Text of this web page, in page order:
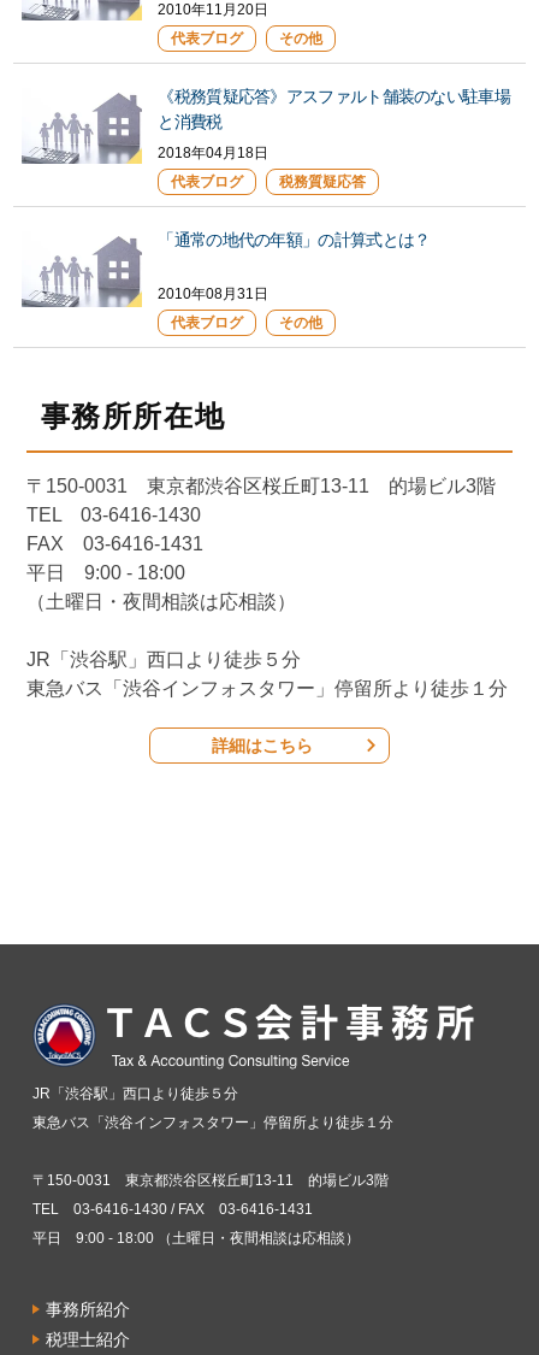
2010年11月20日
代表ブログ
その他
《税務質疑応答》アスファルト舗装のない駐車場
と消費税
2018年04月18日
代表ブログ
税務質疑応答
「通常の地代の年額」の計算式とは？
2010年08月31日
代表ブログ
その他
事務所所在地
〒150-0031 東京都渋谷区桜丘町13-11 的場ビル3階
TEL 03-6416-1430
FAX 03-6416-1431
平日 9:00 - 18:00
（土曜日・夜間相談は応相談）
JR「渋谷駅」西口より徒歩５分
東急バス「渋谷インフォスタワー」停留所より徒歩１分
詳細はこちら
JR「渋谷駅」西口より徒歩５分
東急バス「渋谷インフォスタワー」停留所より徒歩１分
〒150-0031 東京都渋谷区桜丘町13-11 的場ビル3階
TEL 03-6416-1430 / FAX 03-6416-1431
平日 9:00 - 18:00 （土曜日・夜間相談は応相談）
事務所紹介
税理士紹介